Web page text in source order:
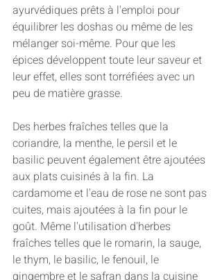
ayurvédiques prêts à l'emploi pour
équilibrer les doshas ou même de les
mélanger soi-même. Pour que les
épices développent toute leur saveur et
leur effet, elles sont torréfiées avec un
peu de matière grasse.
Des herbes fraîches telles que la
coriandre, la menthe, le persil et le
basilic peuvent également être ajoutées
aux plats cuisinés à la fin. La
cardamome et l'eau de rose ne sont pas
cuites, mais ajoutées à la fin pour le
goût. Même l'utilisation d'herbes
fraîches telles que le romarin, la sauge,
le thym, le basilic, le fenouil, le